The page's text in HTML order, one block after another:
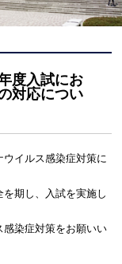
度入試にお
対応につい
ウイルス感染症対策に
期し、入試を実施し
染症対策をお願いい